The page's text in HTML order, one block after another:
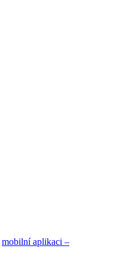
mobilní aplikaci –